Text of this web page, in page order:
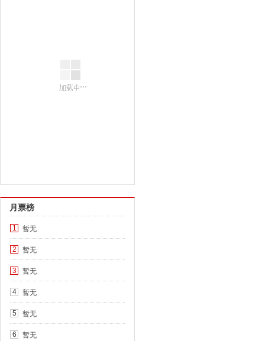
月票榜
1 暂无
2 暂无
3 暂无
4 暂无
5 暂无
6 暂无